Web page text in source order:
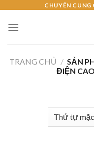
content
CHUYÊN
TRANG CHỦ / SẢN
ĐIỆN